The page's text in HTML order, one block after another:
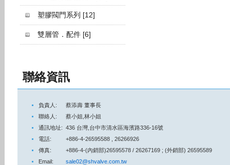
塑膠閥門系列 [12]
雙層管．配件 [6]
聯絡資訊
負責人:
蔡添壽 董事長
聯絡人:
蔡小姐,林小姐
通訊地址: 436 台灣,台中市清水區海濱路336-16號
電話:
+886-4-26595588 , 26266926
傳真:
+886-4-(內銷部)26595578 / 26267169 ; (外銷部)
Email:
sale02@shvalve.com.tw